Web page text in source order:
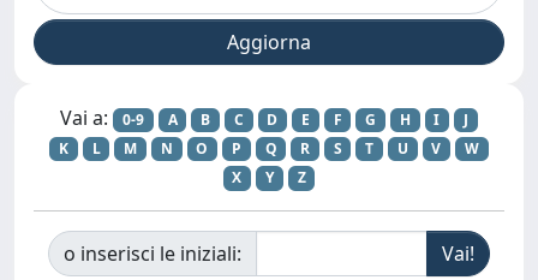
Vai a: 0-9 A B C D E F G H I
J
K
L M N O P Q R S T U V
W
X
Y Z
o inserisci le iniziali: